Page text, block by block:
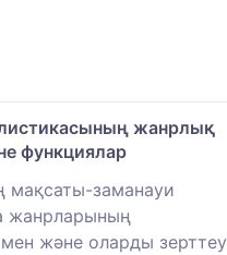
жанрлық
функциялар
мақсаты-заманауи
жанрларының
және оларды зерттеу